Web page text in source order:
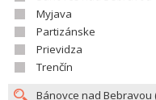
Myjava
Partizánske
Prievidza
Trenčín